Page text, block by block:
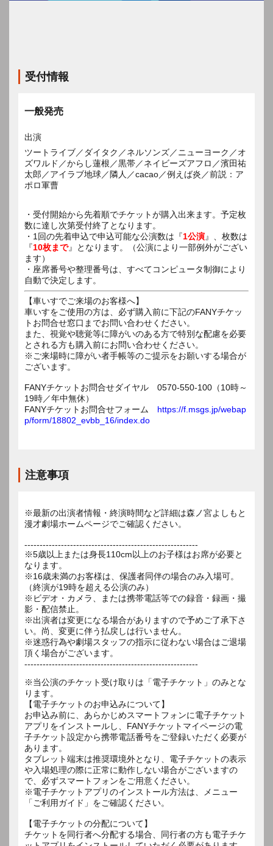
受付情報
一般発売
出演
ツートライブ／ダイタク／ネルソンズ／ニューヨーク／オ
ズワルド／からし蓮根／黒帯／ネイビーズアフロ／濱田祐
太郎／アイラブ地球／隣人／cacao／例えば炎／前説：ア
ポロ軍曹
・受付開始から先着順でチケットが購入出来ます。予定枚
数に達し次第受付終了となります。
・1回の先着申込で申込可能な公演数は『1公演』、枚数は
『10枚まで』となります。（公演により一部例外がござい
ます）
・座席番号や整理番号は、すべてコンピュータ制御により
自動で決定します。
【車いすでご来場のお客様へ】
車いすをご使用の方は、必ず購入前に下記のFANYチケッ
トお問合せ窓口までお問い合わせください。
また、視覚や聴覚等に障がいのある方で特別な配慮を必要
とされる方も購入前にお問い合わせください。
※ご来場時に障がい者手帳等のご提示をお願いする場合が
ございます。
FANYチケットお問合せダイヤル 0570-550-100（10時～
19時／年中無休）
FANYチケットお問合せフォーム https://f.msgs.jp/webap
p/form/18802_evbb_16/index.do
注意事項
※最新の出演者情報・終演時間など詳細は森ノ宮よしもと
漫才劇場ホームページでご確認ください。
---------------------------------------------------------
※5歳以上または身長110cm以上のお子様はお席が必要と
なります。
※16歳未満のお客様は、保護者同伴の場合のみ入場可。
（終演が19時を超える公演のみ）
※ビデオ・カメラ、または携帯電話等での録音・録画・撮
影・配信禁止。
※出演者は変更になる場合がありますので予めご了承下さ
い。尚、変更に伴う払戻しは行いません。
※迷惑行為や劇場スタッフの指示に従わない場合はご退場
頂く場合がございます。
---------------------------------------------------------
※当公演のチケット受け取りは「電子チケット」のみとな
ります。
【電子チケットのお申込みについて】
お申込み前に、あらかじめスマートフォンに電子チケット
アプリをインストールし、FANYチケットマイページの電
子チケット設定から携帯電話番号をご登録いただく必要が
あります。
タブレット端末は推奨環境外となり、電子チケットの表示
や入場処理の際に正常に動作しない場合がございますの
で、必ずスマートフォンをご用意ください。
※電子チケットアプリのインストール方法は、メニュー
「ご利用ガイド」をご確認ください。
【電子チケットの分配について】
チケットを同行者へ分配する場合、同行者の方も電子チケ